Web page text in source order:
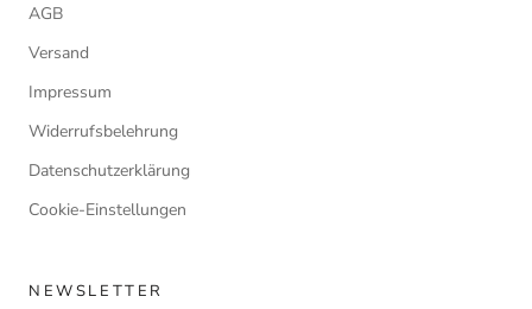
AGB
Versand
Impressum
Widerrufsbelehrung
Datenschutzerklärung
Cookie-Einstellungen
NEWSLETTER